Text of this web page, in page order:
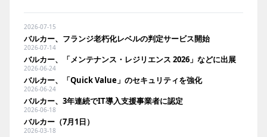
2026-07-15
バルカー、フランジ老朽化レベルの判定サービス開始
2026-07-14
バルカー、「メンテナンス・レジリエンス 2026」などに出展
2026-06-24
バルカー、「Quick Value」のセキュリティを強化
2026-06-24
バルカー、3年連続でIT導入支援事業者に認定
2026-06-18
バルカー（7月1日）
2026-03-18